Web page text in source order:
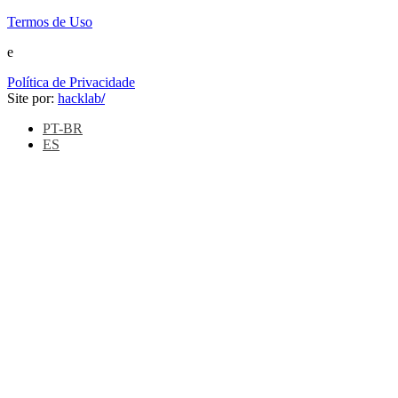
Termos de Uso
e
Política de Privacidade
Site por: hacklab/
PT-BR
ES